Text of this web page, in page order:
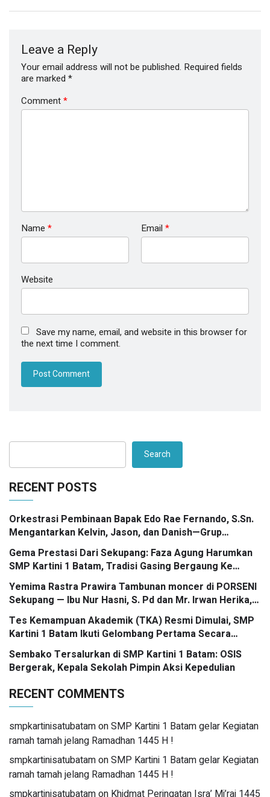
Leave a Reply
Your email address will not be published. Required fields
are marked *
Comment*
Name * Email *
Website
Save my name, email, and website in this browser for
the next time I comment.
Search
RECENT POSTS
Orkestrasi Pembinaan Bapak Edo Rae Fernando, S.Sn.
Mengantarkan Kelvin, Jason, dan Danish—Grup
Ansambel SMP Kartini 1 Batam—Kembali Menorehkan
Juara II FLS3N dalam Panggung Kompetisi Bergengsi
Gema Prestasi Dari Sekupang: Faza Agung Harumkan
SMP Kartini 1 Batam, Tradisi Gasing Bergaung Ke
Tingkat Kota
Yemima Rastra Prawira Tambunan moncer di PORSENI
Sekupang — Ibu Nur Hasni, S. Pd dan Mr. Irwan Herika,
M. Pd apresiasi prestasi emas yang menggema
Tes Kemampuan Akademik (TKA) Resmi Dimulai, SMP
Kartini 1 Batam Ikuti Gelombang Pertama Secara
Nasional
Sembako Tersalurkan di SMP Kartini 1 Batam: OSIS
Bergerak, Kepala Sekolah Pimpin Aksi Kepedulian
RECENT COMMENTS
smpkartinisatubatamonSMP Kartini 1 Batam gelar Kegiatan
ramah tamah jelang Ramadhan 1445 H !
smpkartinisatubatamonSMP Kartini 1 Batam gelar Kegiatan
ramah tamah jelang Ramadhan 1445 H !
smpkartinisatubatamon Khidmat Peringatan Isra’ Mi’raj 1445